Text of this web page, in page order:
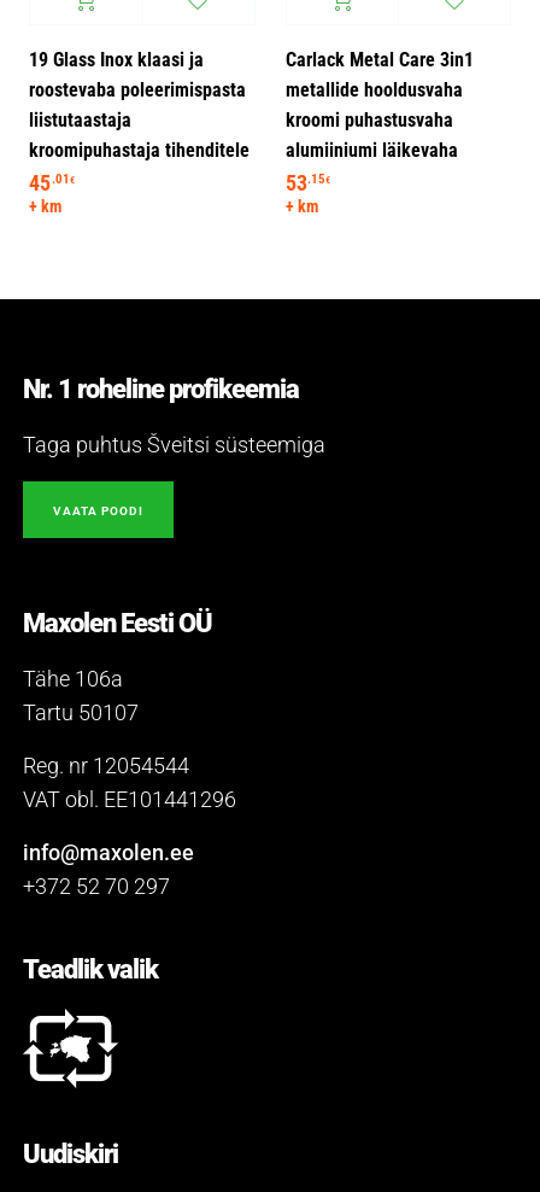
19 Glass Inox klaasi ja
roostevaba poleerimispasta
liistutaastaja
kroomipuhastaja tihenditele
45.01 €
+ km
Carlack Metal Care 3in1
metallide hooldusvaha
kroomi puhastusvaha
alumiiniumi läikevaha
53.15€
+ km
Nr. 1 roheline profikeemia
Taga puhtus Šveitsi süsteemiga
VAATA POODI
Maxolen Eesti OÜ
Tähe 106a
Tartu 50107
Reg. nr 12054544
VAT obl. EE101441296
info@maxolen.ee
+372 52 70 297
Teadlik valik
Uudiskiri